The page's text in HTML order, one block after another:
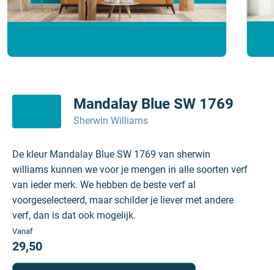
Mandalay Blue SW 1769
Sherwin Williams
De kleur Mandalay Blue SW 1769 van sherwin
williams kunnen we voor je mengen in alle soorten verf
van ieder merk. We hebben de beste verf al
voorgeselecteerd, maar schilder je liever met andere
verf, dan is dat ook mogelijk.
Vanaf
29,50